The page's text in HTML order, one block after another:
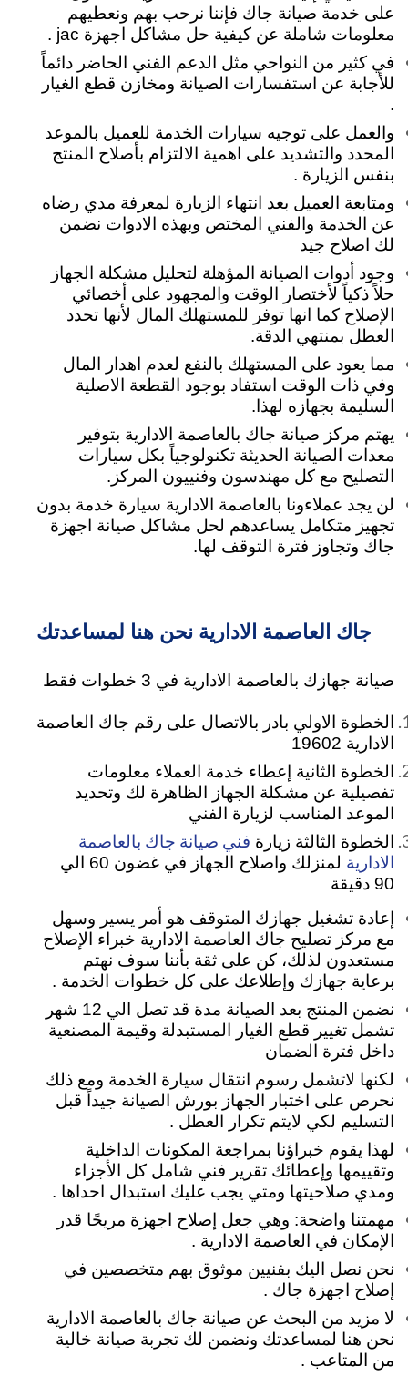
على خدمة صيانة جاك فإننا نرحب بهم ونعطيهم
معلومات شاملة عن كيفية حل مشاكل اجهزة jac .
في كثير من النواحي مثل الدعم الفني الحاضر دائماً
للأجابة عن استفسارات الصيانة ومخازن قطع الغيار
.
والعمل على توجيه سيارات الخدمة للعميل بالموعد
المحدد والتشديد على اهمية الالتزام بأصلاح المنتج
بنفس الزيارة .
ومتابعة العميل بعد انتهاء الزيارة لمعرفة مدي رضاه
عن الخدمة والفني المختص وبهذه الادوات نضمن
لك اصلاح جيد
وجود أدوات الصيانة المؤهلة لتحليل مشكلة الجهاز
حلاً ذكياً لأختصار الوقت والمجهود على أخصائي
الإصلاح كما انها توفر للمستهلك المال لأنها تحدد
العطل بمنتهي الدقة.
مما يعود على المستهلك بالنفع لعدم اهدار المال
وفي ذات الوقت استفاد بوجود القطعة الاصلية
السليمة بجهازه لهذا.
يهتم مركز صيانة جاك بالعاصمة الادارية بتوفير
معدات الصيانة الحديثة تكنولوجياً بكل سيارات
التصليح مع كل مهندسون وفنييون المركز.
لن يجد عملاءونا بالعاصمة الادارية سيارة خدمة بدون
تجهيز متكامل يساعدهم لحل مشاكل صيانة اجهزة
جاك وتجاوز فترة التوقف لها.
جاك العاصمة الادارية نحن هنا لمساعدتك
صيانة جهازك بالعاصمة الادارية في 3 خطوات فقط
الخطوة الاولي بادر بالاتصال على رقم جاك العاصمة
الادارية 19602
الخطوة الثانية إعطاء خدمة العملاء معلومات
تفصيلية عن مشكلة الجهاز الظاهرة لك وتحديد
الموعد المناسب لزيارة الفني
الخطوة الثالثة زيارة فني صيانة جاك بالعاصمة
الادارية
لمنزلك واصلاح الجهاز في غضون 60 الي
90 دقيقة
إعادة تشغيل جهازك المتوقف هو أمر يسير وسهل
مع مركز تصليح جاك العاصمة الادارية خبراء الإصلاح
مستعدون لذلك، كن على ثقة بأننا سوف نهتم
برعاية جهازك وإطلاعك على كل خطوات الخدمة .
نضمن المنتج بعد الصيانة مدة قد تصل الي 12 شهر
تشمل تغيير قطع الغيار المستبدلة وقيمة المصنعية
داخل فترة الضمان
لكنها لاتشمل رسوم انتقال سيارة الخدمة ومع ذلك
نحرص على اختبار الجهاز بورش الصيانة جيداً قبل
التسليم لكي لايتم تكرار العطل .
لهذا يقوم خبراؤنا بمراجعة المكونات الداخلية
وتقييمها وإعطائك تقرير فني شامل كل الأجزاء
ومدي صلاحيتها ومتي يجب عليك استبدال احداها .
مهمتنا واضحة: وهي جعل إصلاح اجهزة مريحًا قدر
الإمكان في العاصمة الادارية .
نحن نصل اليك بفنيين موثوق بهم متخصصين في
إصلاح اجهزة جاك .
لا مزيد من البحث عن صيانة جاك بالعاصمة الادارية
نحن هنا لمساعدتك ونضمن لك تجربة صيانة خالية
من المتاعب .